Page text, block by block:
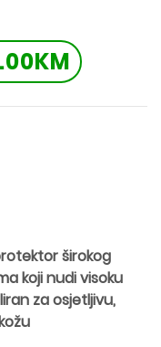
širokog
koji nudi visoku
za osjetljivu,